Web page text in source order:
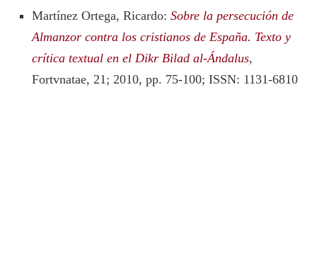
Martínez Ortega, Ricardo: Sobre la persecución de
Almanzor contra los cristianos de España. Texto y
crítica textual en el Dikr Bilad al-Ándalus,
Fortvnatae, 21; 2010, pp. 75-100; ISSN: 1131-6810